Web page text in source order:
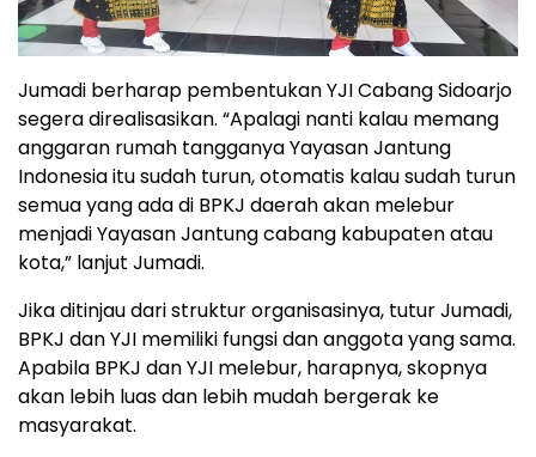
Jumadi berharap pembentukan YJI Cabang Sidoarjo
segera direalisasikan. “Apalagi nanti kalau memang
anggaran rumah tangganya Yayasan Jantung
Indonesia itu sudah turun, otomatis kalau sudah turun
semua yang ada di BPKJ daerah akan melebur
menjadi Yayasan Jantung cabang kabupaten atau
kota,” lanjut Jumadi.
Jika ditinjau dari struktur organisasinya, tutur Jumadi,
BPKJ dan YJI memiliki fungsi dan anggota yang sama.
Apabila BPKJ dan YJI melebur, harapnya, skopnya
akan lebih luas dan lebih mudah bergerak ke
masyarakat.